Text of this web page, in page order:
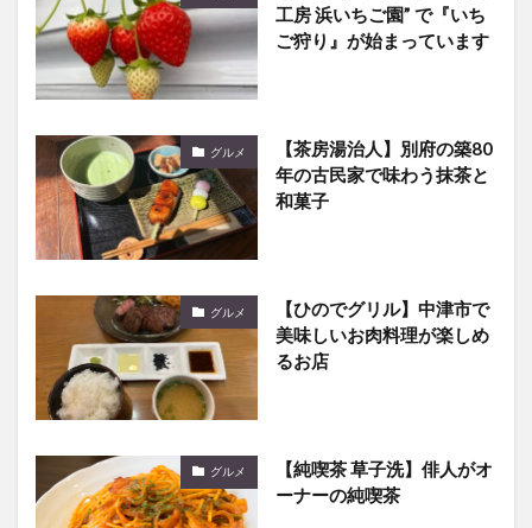
工房 浜いちご園” で『いち
ご狩り』が始まっています
グルメ
【茶房湯治人】別府の築80
年の古民家で味わう抹茶と
和菓子
グルメ
【ひのでグリル】中津市で
美味しいお肉料理が楽しめ
るお店
グルメ
【純喫茶 草子洗】俳人がオ
ーナーの純喫茶